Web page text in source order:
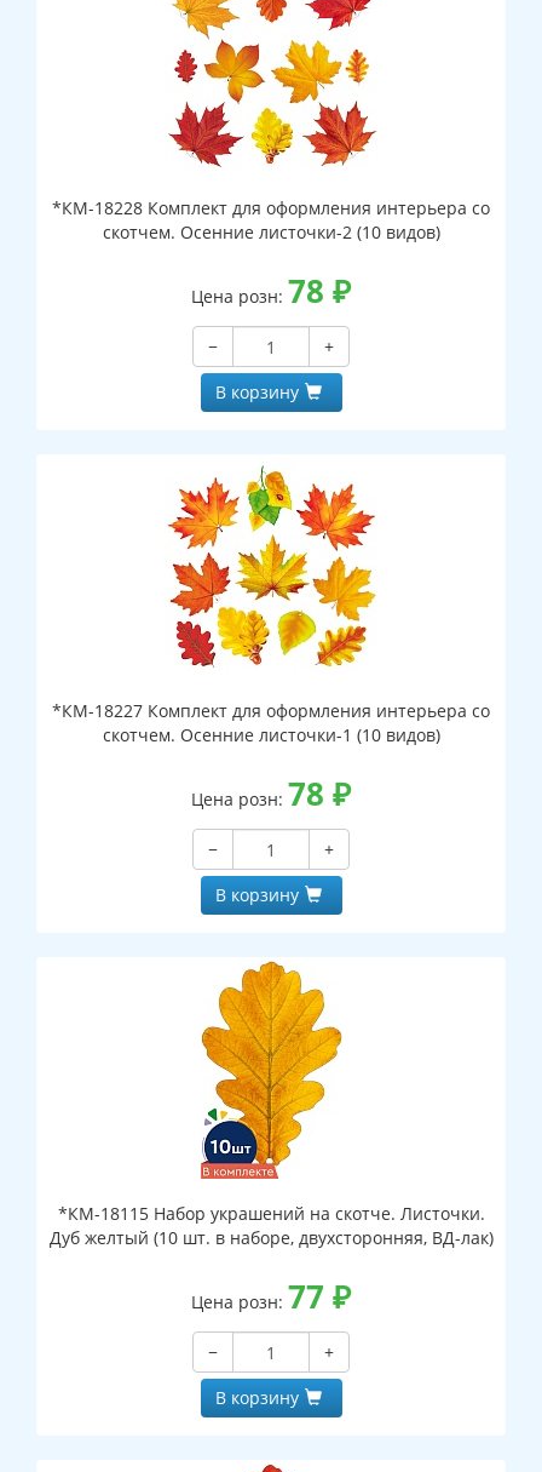
*КМ-18228 Комплект для оформления интерьера со
скотчем. Осенние листочки-2 (10 видов)
Цена розн: 78 ₽
−
+
В корзину
*КМ-18227 Комплект для оформления интерьера со
скотчем. Осенние листочки-1 (10 видов)
Цена розн: 78 ₽
−
+
В корзину
*КМ-18115 Набор украшений на скотче. Листочки.
Дуб желтый (10 шт. в наборе, двухсторонняя, ВД-лак)
Цена розн: 77 ₽
−
+
В корзину